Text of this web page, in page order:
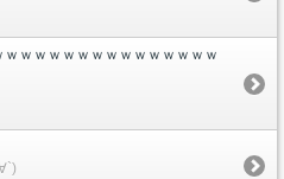
ｗｗｗｗｗｗｗｗｗｗｗｗｗｗｗ